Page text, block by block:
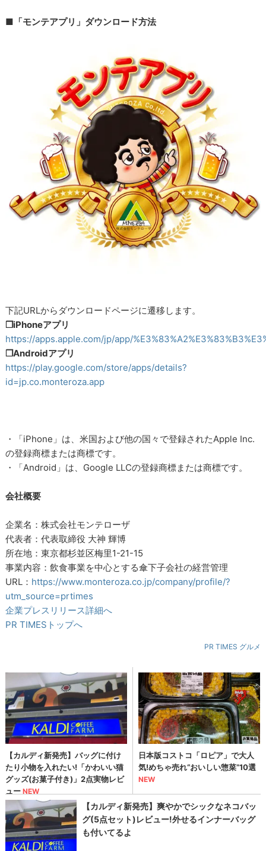
■「モンテアプリ」ダウンロード方法
下記URLからダウンロードページに遷移します。
❒iPhoneアプリ
https://apps.apple.com/jp/app/
❒Androidアプリ
https://play.google.com/store/apps/details?
id=jp.co.monteroza.app
・「iPhone」は、米国および他の国々で登録されたApple Inc.
の登録商標または商標です。
・「Android」は、Google LLCの登録商標または商標です。
会社概要
企業名：株式会社モンテローザ
代表者：代表取締役 大神 輝博
所在地：東京都杉並区梅里1-21-15
事業内容：飲食事業を中心とする傘下子会社の経営管理
URL： https://www.monteroza.co.jp/company/profile/?
utm_source=prtimes
企業プレスリリース詳細へ
PR TIMESトップへ
PR TIMES グルメ